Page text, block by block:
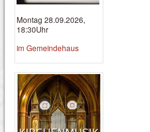
Montag 28.09.2026,
18:30Uhr
im Gemeindehaus